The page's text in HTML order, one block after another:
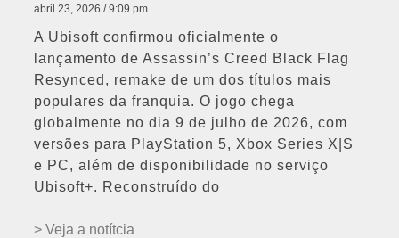
abril 23, 2026 9:09 pm
A Ubisoft confirmou oficialmente o
lançamento de Assassin’s Creed Black Flag
Resynced, remake de um dos títulos mais
populares da franquia. O jogo chega
globalmente no dia 9 de julho de 2026, com
versões para PlayStation 5, Xbox Series X|S
e PC, além de disponibilidade no serviço
Ubisoft+. Reconstruído do
> Veja a notítcia